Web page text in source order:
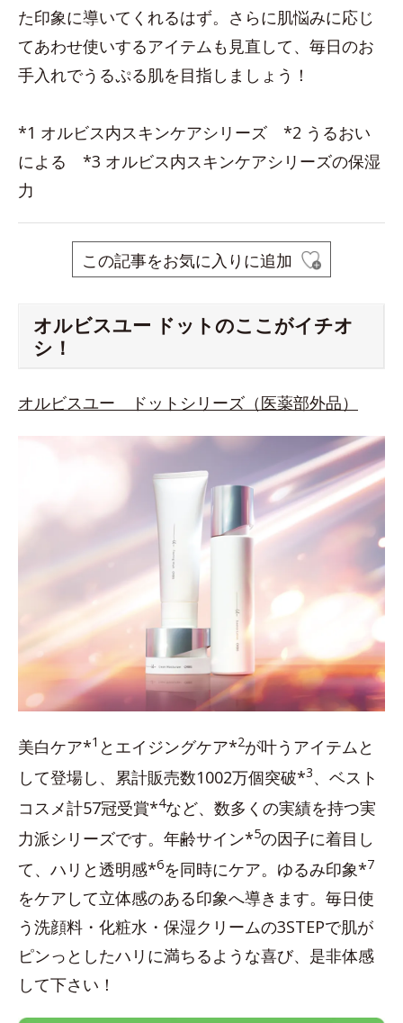
た印象に導いてくれるはず。さらに肌悩みに応じ
てあわせ使いするアイテムも見直して、毎日のお
手入れでうるぷる肌を目指しましょう！
*1 オルビス内スキンケアシリーズ *2 うるおい
による *3 オルビス内スキンケアシリーズの保湿
力
この記事をお気に入りに追加
オルビスユー ドットのここがイチオ
シ！
オルビスユー ドットシリーズ（医薬部外品）
美白ケア*1 とエイジングケア*2が叶うアイテムと
して登場し、累計販売数1002万個突破*3、ベスト
コスメ計57冠受賞*4など、数多くの実績を持つ実
力派シリーズです。年齢サイン*5の因子に着目し
て、ハリと透明感*6を同時にケア。ゆるみ印象*7
をケアして立体感のある印象へ導きます。毎日使
う洗顔料・化粧水・保湿クリームの3STEPで肌が
ピンっとしたハリに満ちるような喜び、是非体感
して下さい！